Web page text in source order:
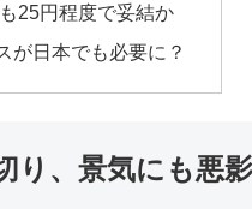
25円程度で妥結か
が日本でも必要に？
り、景気にも悪